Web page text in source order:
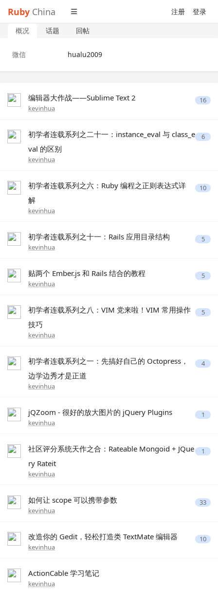
Ruby China 注册 登录
概况 话题 回帖
微信 hualu2009
编辑器大作战——Sublime Text 2
kevinhua
16
初学者连载系列之二十一：instance_eval 与 class_e
val 的区别
kevinhua
6
初学者连载系列之六：Ruby 编程之正则表达式详
解
kevinhua
10
初学者连载系列之十一：Rails 应用目录结构
kevinhua
5
贴两个 Ember.js 和 Rails 结合的教程
kevinhua
5
初学者连载系列之八：VIM 党来啦！VIM 常用操作
技巧
kevinhua
5
初学者连载系列之一：先搞好自己的 Octopress，
边学边秀才是正道
kevinhua
4
jQZoom - 很好的放大图片的 jQuery Plugins
kevinhua
1
社区评分系统天作之合：Rateable Mongoid + JQue
ry Rateit
kevinhua
1
如何让 scope 可以携带参数
kevinhua
33
改造你的 Gedit，轻松打造类 TextMate 编辑器
kevinhua
10
ActionCable 学习笔记
kevinhua